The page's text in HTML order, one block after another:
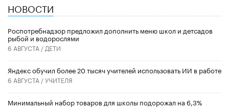
НОВОСТИ
Роспотребнадзор предложил дополнить меню школ и детсадов
рыбой и водорослями
6 АВГУСТА / ДЕТИ
​Яндекс обучил более 20 тысяч учителей использовать ИИ в работе
6 АВГУСТА /УЧИТЕЛЯ
Минимальный набор товаров для школы подорожал на 6,3%